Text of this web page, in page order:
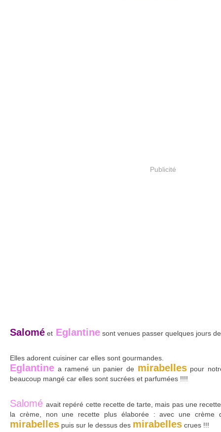
Publicité
Salomé et Eglantine sont venues passer quelques jours
Elles adorent cuisiner car elles sont gourmandes.
Eglantine a ramené un panier de mirabellespour
beaucoup mangé car elles sont sucrées et parfumées !!!!
Saloméavait repéré cette recette de tarte, mais pas une
la crème, non une recette plus élaborée : avec une crème
mirabelles puis sur le dessus des mirabelles crues !!!